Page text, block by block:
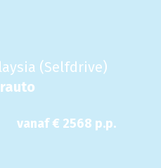
(Selfdrive)
vanaf € 2568 p.p.